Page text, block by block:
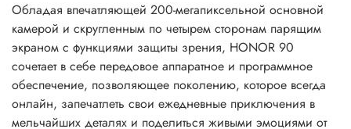
Обладая впечатляющей 200-мегапиксельной основной
камерой и скругленным по четырем сторонам парящим
экраном с функциями защиты зрения, HONOR 90
сочетает в себе передовое аппаратное и программное
обеспечение, позволяющее поколению, которое всегда
онлайн, запечатлеть свои ежедневные приключения в
мельчайших деталях и поделиться живыми эмоциями от